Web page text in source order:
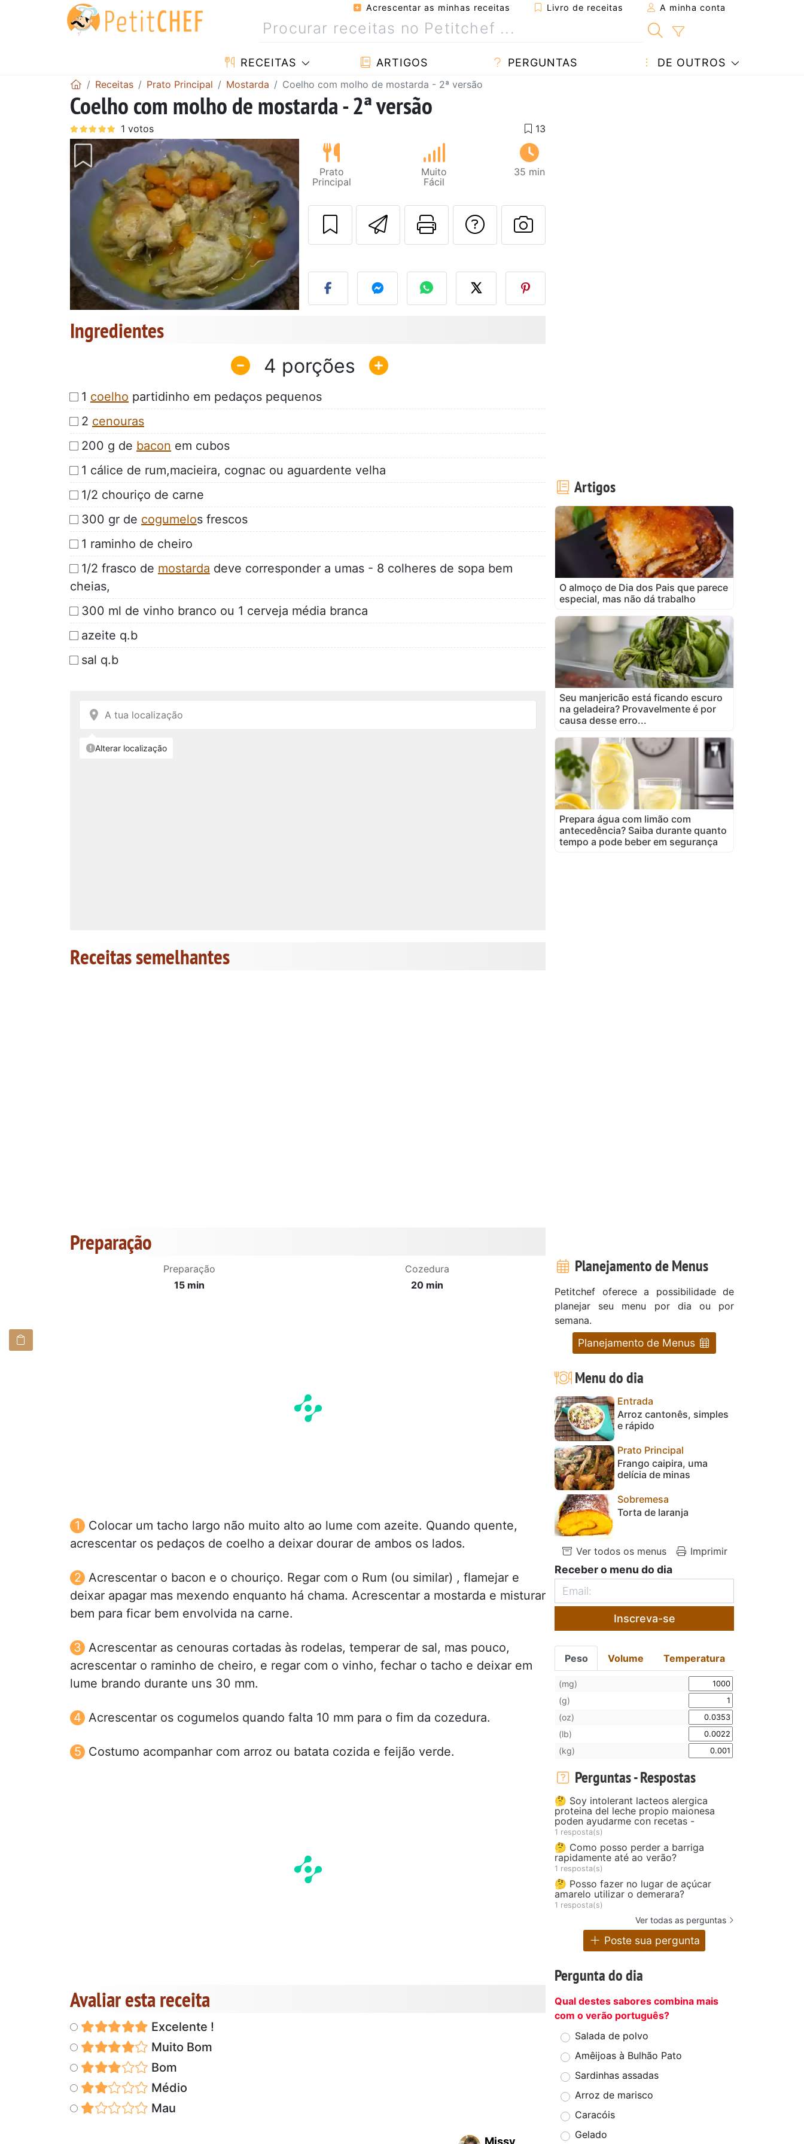
Acrescentar as minhas receitas Livro de receitas A minha conta
RECEITAS ARTIGOS PERGUNTAS DE OUTROS
Receitas Prato Principal Mostarda Coelho com molho de mostarda - 2ª versão
Coelho com molho de mostarda - 2ª versão
Prato
Principal
Muito
Fácil
35 min
Enviar esta receita a um amigo
Imprima esta página
Falar com o autor da receita
Fez esta receita? Compartilhe
Ingredientes
4
1 coelho partidinho em pedaços pequenos
2 cenouras
200 g de bacon em cubos
1 cálice de rum,macieira, cognac ou aguardente velha
1/2 chouriço de carne
300 gr de cogumelos frescos
1 raminho de cheiro
1/2 frasco de mostarda deve corresponder a umas - 8 colheres de sopa bem
cheias,
300 ml de vinho branco ou 1 cerveja média branca
azeite q.b
sal q.b
Receitas semelhantes
Preparação
Preparação
15 min
Cozedura
20 min
Colocar um tacho largo não muito alto ao lume com azeite. Quando quente,
acrescentar os pedaços de coelho a deixar dourar de ambos os lados.
Acrescentar o bacon e o chouriço. Regar com o Rum (ou similar) , flamejar e
deixar apagar mas mexendo enquanto há chama. Acrescentar a mostarda e misturar
bem para ficar bem envolvida na carne.
Acrescentar as cenouras cortadas às rodelas, temperar de sal, mas pouco,
acrescentar o raminho de cheiro, e regar com o vinho, fechar o tacho e deixar em
lume brando durante uns 30 mm.
Acrescentar os cogumelos quando falta 10 mm para o fim da cozedura.
Costumo acompanhar com arroz ou batata cozida e feijão verde.
Avaliar esta receita
Excelente !
Muito Bom
Bom
Médio
Mau
Missy
Artigos
O almoço de Dia dos Pais que parece
especial, mas não dá trabalho
Seu manjericão está ficando escuro
na geladeira? Provavelmente é por
causa desse erro...
Prepara água com limão com
antecedência? Saiba durante quanto
tempo a pode beber em segurança
Planejamento de Menus
Petitchef oferece a possibilidade de
planejar seu menu por dia ou por
semana.
Planejamento de Menus
Menu do dia
Entrada
Arroz cantonês, simples
e rápido
Prato Principal
Frango caipira, uma
delícia de minas
Sobremesa
Torta de laranja
Ver todos os menus Imprimir
Receber o menu do dia
Inscreva-se
Peso Volume Temperatura
(mg)
(g)
(oz)
(lb)
(kg)
Perguntas - Respostas
🤔 Soy intolerant lacteos alergica
proteina del leche propio maionesa
poden ayudarme con recetas -
1 resposta(s)
🤔 Como posso perder a barriga
rapidamente até ao verão?
1 resposta(s)
🤔 Posso fazer no lugar de açúcar
amarelo utilizar o demerara?
1 resposta(s)
Ver todas as perguntas
Poste sua pergunta
Pergunta do dia
Qual destes sabores combina mais
com o verão português?
Salada de polvo
Amêijoas à Bulhão Pato
Sardinhas assadas
Arroz de marisco
Caracóis
Gelado